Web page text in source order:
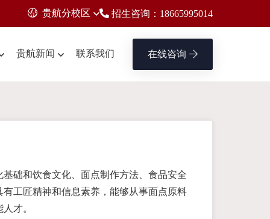
贵航分校区 招生咨询：18665995014
贵航新闻 联系我们 在线咨询
础和饮食文化、面点制作方法、食品安全
工匠精神和信息素养，能够从事面点原料
才。